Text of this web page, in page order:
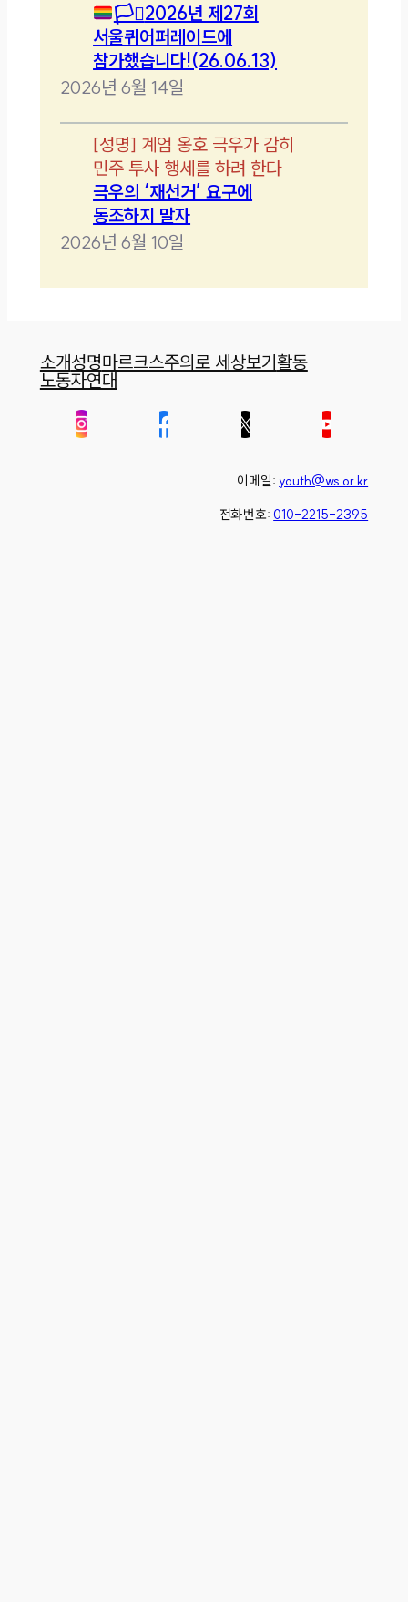
🏳️‍⚧️2026년 제27회
서울퀴어퍼레이드에
참가했습니다!(26.06.13)
2026년 6월 14일
[성명] 계엄 옹호 극우가 감히
민주 투사 행세를 하려 한다
극우의 ‘재선거’ 요구에
동조하지 말자
2026년 6월 10일
소개성명마르크스주의로 세상보기활동
노동자연대
이메일: youth@ws.or.kr
전화번호: 010-2215-2395